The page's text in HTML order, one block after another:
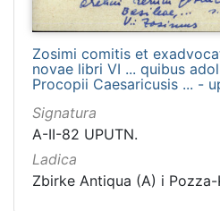
Zosimi comitis et
novae libri VI ... quibus
Procopii Caesaricusis ... -
Signatura
A-II-82 UPUTN.
Ladica
Zbirke Antiqua (A) i Pozza-